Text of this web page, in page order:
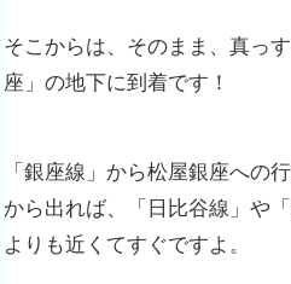
そこからは、そのまま、真っ
座」の地下に到着です！
「銀座線」から松屋銀座への
から出れば、「日比谷線」や
よりも近くてすぐですよ。